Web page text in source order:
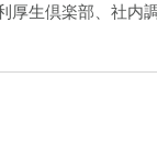
厚生倶楽部、社内